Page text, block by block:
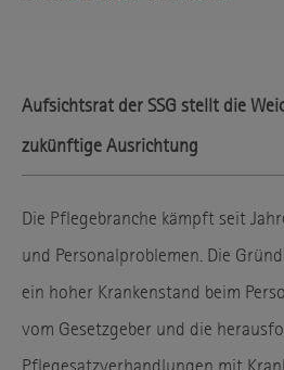
Aufsichtsrat der SSG stellt die
zukünftige Ausrichtung
Die Pflegebranche kämpft seit
und Personalproblemen. Die
ein hoher Krankenstand beim
vom Gesetzgeber und die
Pflegesatzverhandlungen mit